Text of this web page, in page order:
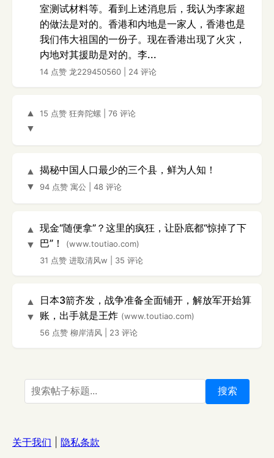
室测试材料等。看到上述消息后，我认为李家超
的做法是对的。香港和内地是一家人，香港也是
我们伟大祖国的一份子。现在香港出现了火灾，
内地对其援助是对的。李...
14 点赞 龙229450560 24 评论
▲
▼
15 点赞 狂奔陀螺 76 评论
▲
▼
揭秘中国人口最少的三个县，鲜为人知！
94 点赞 寓公 48 评论
▲
▼
现金“随便拿”？这里的疯狂，让卧底都“惊掉了下
巴”！
(www.toutiao.com)
31 点赞 进取清风w 35 评论
▲
▼
日本3箭齐发，战争准备全面铺开，解放军开始算
账，出手就是王炸 (www.toutiao.com)
56 点赞 柳岸清风 23 评论
搜索
关于我们 隐私条款